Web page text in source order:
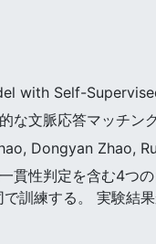
with Self-
な文脈応答マッチン
Dongyan Zhao,
性判定を含む4つ
訓練する。 実験結